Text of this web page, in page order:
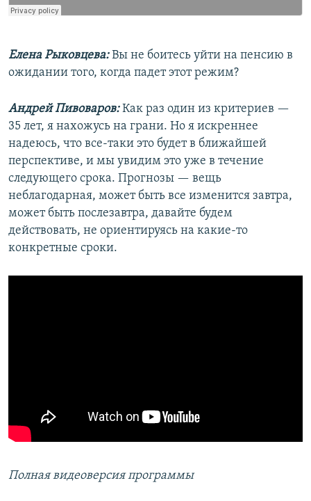
Елена Рыковцева:Вы не боитесь уйти на пенсию в
ожидании того, когда падет этот режим?
Андрей Пивоваров:Как раз один из критериев —
35 лет, я нахожусь на грани. Но я искреннее
надеюсь, что все-таки это будет в ближайшей
перспективе, и мы увидим это уже в течение
следующего срока. Прогнозы — вещь
неблагодарная, может быть все изменится завтра,
может быть послезавтра, давайте будем
действовать, не ориентируясь на какие-то
конкретные сроки.
Полная видеоверсия программы